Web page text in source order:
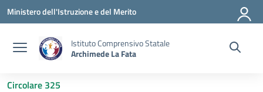
Vai ai contenuti
Vai al menu di navigazione
Vai al footer
Ministero dell'Istruzione e del Merito
Istituto Comprensivo Statale
Archimede La Fata
Circolare 325